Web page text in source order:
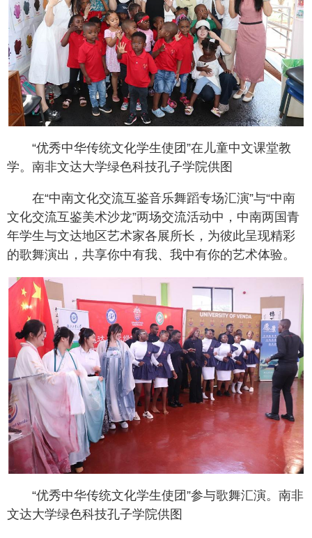
“优秀中华传统文化学生使团”在儿童中文课堂教
学。南非文达大学绿色科技孔子学院供图
在“中南文化交流互鉴音乐舞蹈专场汇演”与“中南
文化交流互鉴美术沙龙”两场交流活动中，中南两国青
年学生与文达地区艺术家各展所长，为彼此呈现精彩
的歌舞演出，共享你中有我、我中有你的艺术体验。
“优秀中华传统文化学生使团”参与歌舞汇演。南非
文达大学绿色科技孔子学院供图